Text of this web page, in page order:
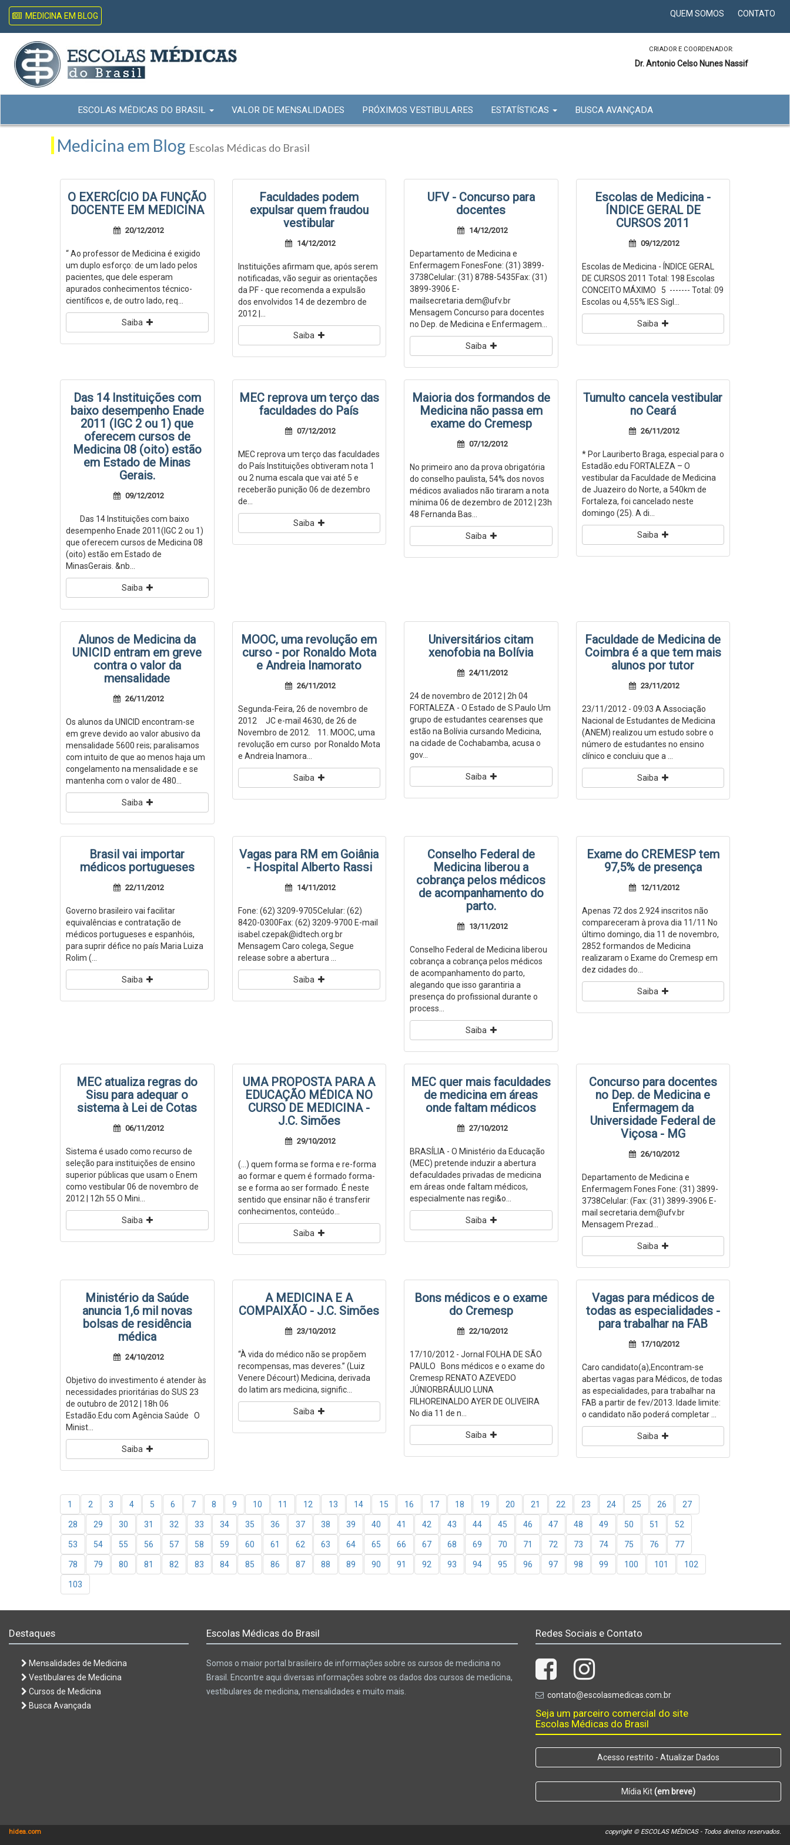
MEDICINA EM BLOG QUEM SOMOS CONTATO
CRIADOR E COORDENADOR:
Dr. Antonio Celso Nunes Nassif
ESCOLAS MÉDICAS DO BRASIL VALOR DE MENSALIDADES PRÓXIMOS VESTIBULARES ESTATÍSTICAS BUSCA AVANÇADA
Medicina em Blog Escolas Médicas do Brasil
O EXERCÍCIO DA FUNÇÃO
DOCENTE EM MEDICINA
20/12/2012
“ Ao professor de Medicina é exigido
um duplo esforço: de um lado pelos
pacientes, que dele esperam
apurados conhecimentos técnico-
científicos e, de outro lado, req...
Saiba
Faculdades podem
expulsar quem fraudou
vestibular
14/12/2012
Instituições afirmam que, após serem
notificadas, vão seguir as orientações
da PF - que recomenda a expulsão
dos envolvidos 14 de dezembro de
2012 |...
Saiba
UFV - Concurso para
docentes
14/12/2012
Departamento de Medicina e
Enfermagem FonesFone: (31) 3899-
3738Celular: (31) 8788-5435Fax: (31)
3899-3906 E-
mailsecretaria.dem@ufv.br
Mensagem Concurso para docentes
no Dep. de Medicina e Enfermagem...
Saiba
Escolas de Medicina -
ÍNDICE GERAL DE
CURSOS 2011
09/12/2012
Escolas de Medicina - ÍNDICE GERAL
DE CURSOS 2011 Total: 198 Escolas
CONCEITO MÁXIMO 5 ------- Total: 09
Escolas ou 4,55% IES Sigl...
Saiba
Das 14 Instituições com
baixo desempenho Enade
2011 (IGC 2 ou 1) que
oferecem cursos de
Medicina 08 (oito) estão
em Estado de Minas
Gerais.
09/12/2012
Das 14 Instituições com baixo
desempenho Enade 2011(IGC 2 ou 1)
que oferecem cursos de Medicina 08
(oito) estão em Estado de
MinasGerais. &nb...
Saiba
MEC reprova um terço das
faculdades do País
07/12/2012
MEC reprova um terço das faculdades
do País Instituições obtiveram nota 1
ou 2 numa escala que vai até 5 e
receberão punição 06 de dezembro
de...
Saiba
Maioria dos formandos de
Medicina não passa em
exame do Cremesp
07/12/2012
No primeiro ano da prova obrigatória
do conselho paulista, 54% dos novos
médicos avaliados não tiraram a nota
mínima 06 de dezembro de 2012 | 23h
48 Fernanda Bas...
Saiba
Tumulto cancela vestibular
no Ceará
26/11/2012
* Por Lauriberto Braga, especial para o
Estadão.edu FORTALEZA – O
vestibular da Faculdade de Medicina
de Juazeiro do Norte, a 540km de
Fortaleza, foi cancelado neste
domingo (25). A di...
Saiba
Alunos de Medicina da
UNICID entram em greve
contra o valor da
mensalidade
26/11/2012
Os alunos da UNICID encontram-se
em greve devido ao valor abusivo da
mensalidade 5600 reis; paralisamos
com intuito de que ao menos haja um
congelamento na mensalidade e se
mantenha com o valor de 480...
Saiba
MOOC, uma revolução em
curso - por Ronaldo Mota
e Andreia Inamorato
26/11/2012
Segunda-Feira, 26 de novembro de
2012 JC e-mail 4630, de 26 de
Novembro de 2012. 11. MOOC, uma
revolução em curso por Ronaldo Mota
e Andreia Inamora...
Saiba
Universitários citam
xenofobia na Bolívia
24/11/2012
24 de novembro de 2012 | 2h 04
FORTALEZA - O Estado de S.Paulo Um
grupo de estudantes cearenses que
estão na Bolívia cursando Medicina,
na cidade de Cochabamba, acusa o
gov...
Saiba
Faculdade de Medicina de
Coimbra é a que tem mais
alunos por tutor
23/11/2012
23/11/2012 - 09:03 A Associação
Nacional de Estudantes de Medicina
(ANEM) realizou um estudo sobre o
número de estudantes no ensino
clínico e concluiu que a ...
Saiba
Brasil vai importar
médicos portugueses
22/11/2012
Governo brasileiro vai facilitar
equivalências e contratação de
médicos portugueses e espanhóis,
para suprir défice no país Maria Luiza
Rolim (...
Saiba
Vagas para RM em Goiânia
- Hospital Alberto Rassi
14/11/2012
Fone: (62) 3209-9705Celular: (62)
8420-0300Fax: (62) 3209-9700 E-mail
isabel.czepak@idtech.org.br
Mensagem Caro colega, Segue
release sobre a abertura ...
Saiba
Conselho Federal de
Medicina liberou a
cobrança pelos médicos
de acompanhamento do
parto.
13/11/2012
Conselho Federal de Medicina liberou
cobrança a cobrança pelos médicos
de acompanhamento do parto,
alegando que isso garantiria a
presença do profissional durante o
process...
Saiba
Exame do CREMESP tem
97,5% de presença
12/11/2012
Apenas 72 dos 2.924 inscritos não
compareceram à prova dia 11/11 No
último domingo, dia 11 de novembro,
2852 formandos de Medicina
realizaram o Exame do Cremesp em
dez cidades do...
Saiba
MEC atualiza regras do
Sisu para adequar o
sistema à Lei de Cotas
06/11/2012
Sistema é usado como recurso de
seleção para instituições de ensino
superior públicas que usam o Enem
como vestibular 06 de novembro de
2012 | 12h 55 O Mini...
Saiba
UMA PROPOSTA PARA A
EDUCAÇÃO MÉDICA NO
CURSO DE MEDICINA -
J.C. Simões
29/10/2012
(...) quem forma se forma e re-forma
ao formar e quem é formado forma-
se e forma ao ser formado. É neste
sentido que ensinar não é transferir
conhecimentos, conteúdo...
Saiba
MEC quer mais faculdades
de medicina em áreas
onde faltam médicos
27/10/2012
BRASÍLIA - O Ministério da Educação
(MEC) pretende induzir a abertura
defaculdades privadas de medicina
em áreas onde faltam médicos,
especialmente nas regi&o...
Saiba
Concurso para docentes
no Dep. de Medicina e
Enfermagem da
Universidade Federal de
Viçosa - MG
26/10/2012
Departamento de Medicina e
Enfermagem Fones Fone: (31) 3899-
3738Celular: (Fax: (31) 3899-3906 E-
mail secretaria.dem@ufv.br
Mensagem Prezad...
Saiba
Ministério da Saúde
anuncia 1,6 mil novas
bolsas de residência
médica
24/10/2012
Objetivo do investimento é atender às
necessidades prioritárias do SUS 23
de outubro de 2012 | 18h 06
Estadão.Edu com Agência Saúde O
Minist...
Saiba
A MEDICINA E A
COMPAIXÃO - J.C. Simões
23/10/2012
‘‘À vida do médico não se propõem
recompensas, mas deveres.’’ (Luiz
Venere Décourt) Medicina, derivada
do latim ars medicina, signific...
Saiba
Bons médicos e o exame
do Cremesp
22/10/2012
17/10/2012 - Jornal FOLHA DE SÃO
PAULO Bons médicos e o exame do
Cremesp RENATO AZEVEDO
JÚNIORBRÁULIO LUNA
FILHOREINALDO AYER DE OLIVEIRA
No dia 11 de n...
Saiba
Vagas para médicos de
todas as especialidades -
para trabalhar na FAB
17/10/2012
Caro candidato(a),Encontram-se
abertas vagas para Médicos, de todas
as especialidades, para trabalhar na
FAB a partir de fev/2013. Idade limite:
o candidato não poderá completar ...
Saiba
1 2 3 4 5 6 7 8 9 10 11 12 13 14 15 16 17 18 19 20 21 22 23 24 25 26 27
28 29 30 31 32 33 34 35 36 37 38 39 40 41 42 43 44 45 46 47 48 49 50 51 52
53 54 55 56 57 58 59 60 61 62 63 64 65 66 67 68 69 70 71 72 73 74 75 76 77
78 79 80 81 82 83 84 85 86 87 88 89 90 91 92 93 94 95 96 97 98 99 100 101 102
103
Destaques
Mensalidades de Medicina
Vestibulares de Medicina
Cursos de Medicina
Busca Avançada
Escolas Médicas do Brasil
Somos o maior portal brasileiro de informações sobre os cursos de medicina no
Brasil. Encontre aqui diversas informações sobre os dados dos cursos de medicina,
vestibulares de medicina, mensalidades e muito mais.
Redes Sociais e Contato
contato@escolasmedicas.com.br
Seja um parceiro comercial do site
Escolas Médicas do Brasil
Acesso restrito - Atualizar Dados
Mídia Kit(em breve)
hidea.com copyright © ESCOLAS MÉDICAS - Todos direitos reservados.